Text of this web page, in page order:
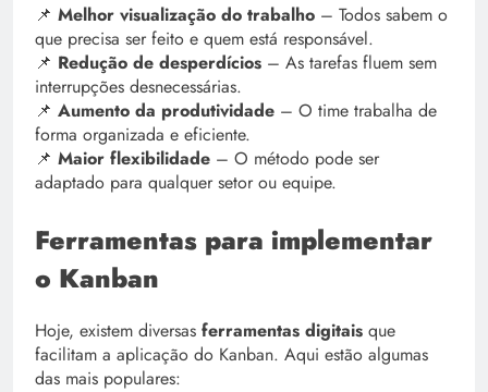
📌 Melhor visualização do trabalho – Todos sabem o
que precisa ser feito e quem está responsável.
📌 Redução de desperdícios – As tarefas fluem sem
interrupções desnecessárias.
📌 Aumento da produtividade – O time trabalha de
forma organizada e eficiente.
📌 Maior flexibilidade – O método pode ser
adaptado para qualquer setor ou equipe.
Ferramentas para implementar
o Kanban
Hoje, existem diversas ferramentas digitais que
facilitam a aplicação do Kanban. Aqui estão algumas
das mais populares: